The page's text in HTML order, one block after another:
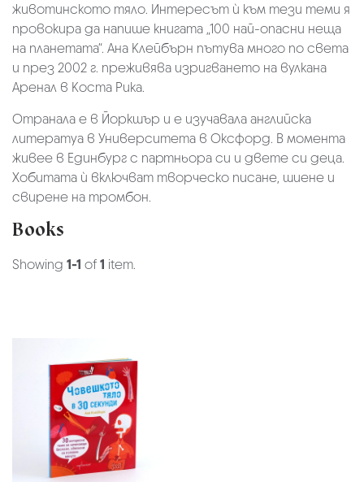
животинското тяло. Интересът ѝ към тези теми я
провокира да напише книгата „100 най-опасни неща
на планетата“. Ана Клейбърн пътува много по света
и през 2002 г. преживява изригването на вулкана
Аренал в Коста Рика.
Отранала е в Йоркшър и е изучавала английска
литератуа в Университета в Оксфорд. В момента
живее в Единбург с партньора си и двете си деца.
Хобитата ѝ включват творческо писане, шиене и
свирене на тромбон.
Books
Showing 1-1 of1 item.